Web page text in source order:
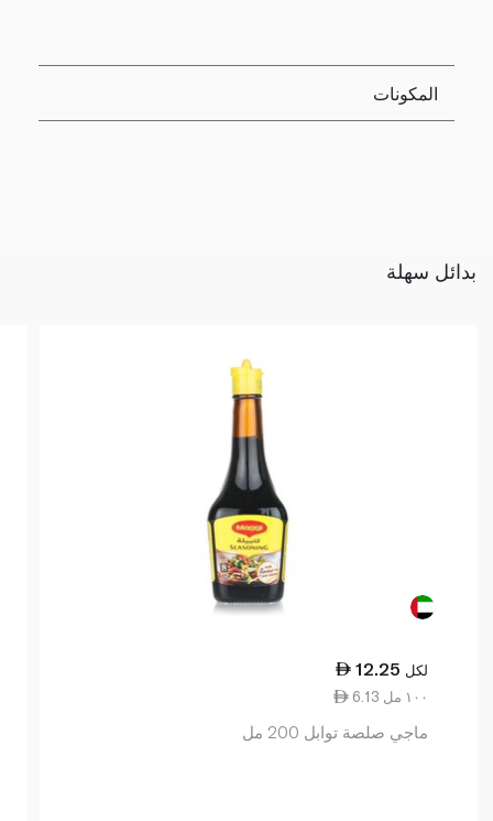
المكونات
بدائل سهلة
12.25 لكل
6.13 ١٠٠ مل
ماجي صلصة توابل 200 مل